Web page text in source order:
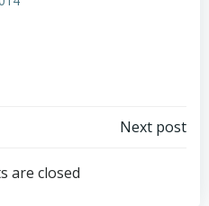
Navigazione
articoli
Next post
are closed